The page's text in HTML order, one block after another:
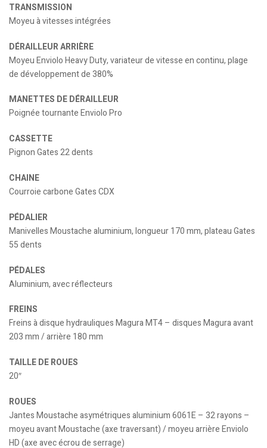
TRANSMISSION
Moyeu à vitesses intégrées
DÉRAILLEUR ARRIÈRE
Moyeu Enviolo Heavy Duty, variateur de vitesse en continu, plage
de développement de 380%
MANETTES DE DÉRAILLEUR
Poignée tournante Enviolo Pro
CASSETTE
Pignon Gates 22 dents
CHAINE
Courroie carbone Gates CDX
PÉDALIER
Manivelles Moustache aluminium, longueur 170 mm, plateau Gates
55 dents
PÉDALES
Aluminium, avec réflecteurs
FREINS
Freins à disque hydrauliques Magura MT4 – disques Magura avant
203 mm / arrière 180 mm
TAILLE DE ROUES
20″
ROUES
Jantes Moustache asymétriques aluminium 6061E – 32 rayons –
moyeu avant Moustache (axe traversant) / moyeu arrière Enviolo
HD (axe avec écrou de serrage)